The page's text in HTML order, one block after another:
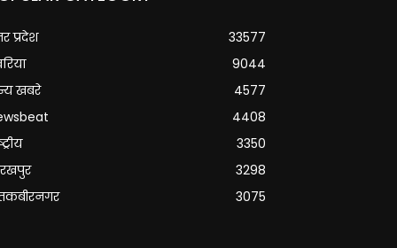
प्रदेश
33577
9044
खबरे
4577
4408
3350
3298
3075